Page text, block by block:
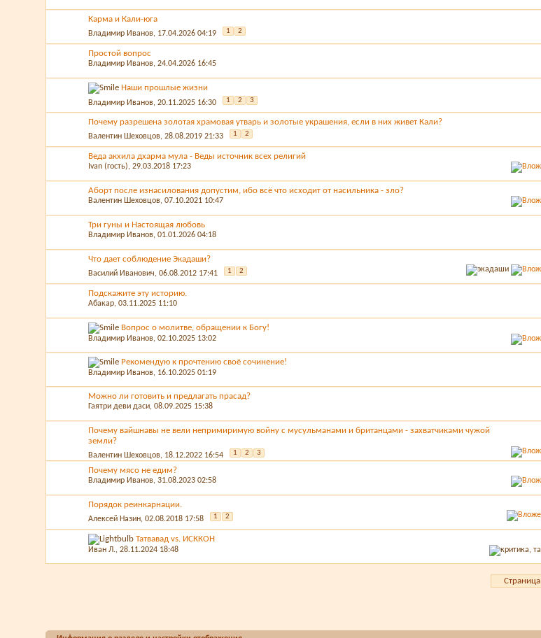
Карма и Кали-юга
Владимир Иванов, 17.04.2026 04:19 1 2
Простой вопрос
Владимир Иванов, 24.04.2026 16:45
Наши прошлые жизни
Владимир Иванов, 20.11.2025 16:30 1 2 3
Почему разрешена золотая храмовая утварь и золотые украшения, если в них живет Кали?
Валентин Шеховцов, 28.08.2019 21:33 1 2
Веда акхила дхарма мула - Веды источник всех религий
Ivan (гость), 29.03.2018 17:23
Аборт после изнасилования допустим, ибо всё что исходит от насильника - зло?
Валентин Шеховцов, 07.10.2021 10:47
Три гуны и Настоящая любовь
Владимир Иванов, 01.01.2026 04:18
Что дает соблюдение Экадаши?
Василий Иванович, 06.08.2012 17:41 1 2
Подскажите эту историю.
Абакар, 03.11.2025 11:10
Вопрос о молитве, обращении к Богу!
Владимир Иванов, 02.10.2025 13:02
Рекомендую к прочтению своё сочинение!
Владимир Иванов, 16.10.2025 01:19
Можно ли готовить и предлагать прасад?
Гаятри деви даси, 08.09.2025 15:38
Почему вайшнавы не вели непримиримую войну с мусульманами и британцами - захватчиками чужой
земли?
Валентин Шеховцов, 18.12.2022 16:54 1 2 3
Почему мясо не едим?
Владимир Иванов, 31.08.2023 02:58
Порядок реинкарнации.
Алексей Назин, 02.08.2018 17:58 1 2
Татвавад vs. ИСККОН
Иван Л., 28.11.2024 18:48